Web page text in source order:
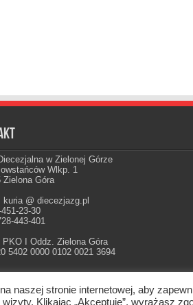
w Zielonej Górze
Wlkp. 1
Zielona Góra
kuria @ diecezjazg.pl
23-30
443-401
PKO I Oddz. Zielona Góra
5402 0000 0102 0021 3694
strona Diecezji Zielonogórsko-
naszej stronie internetowej, aby
Klikając „Akceptuję”, wyrażasz